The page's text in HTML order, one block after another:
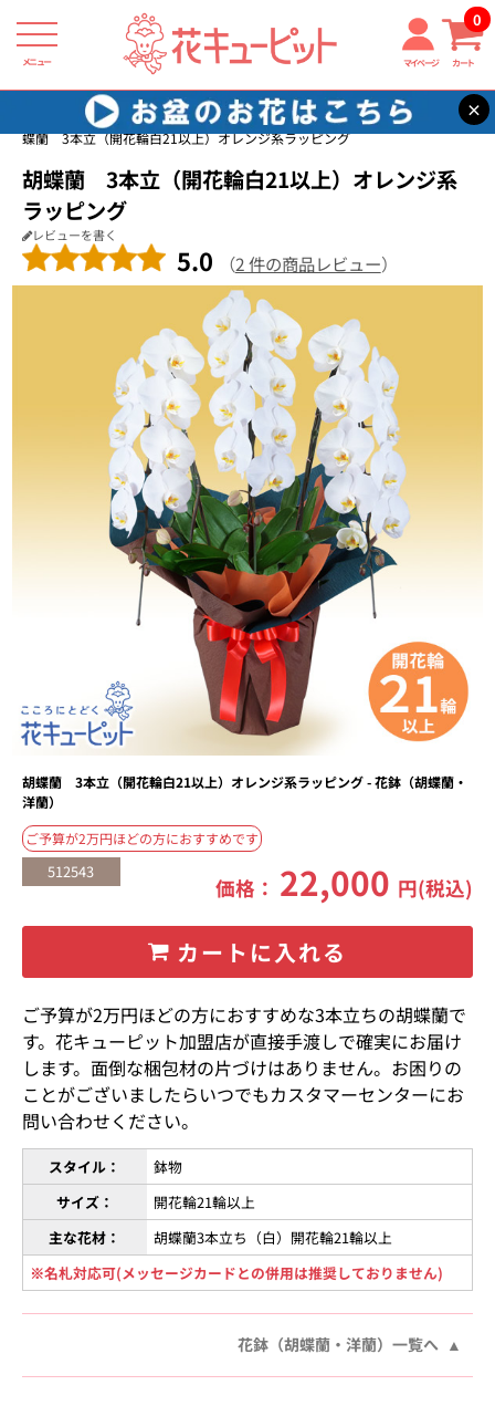
メニュー マイページ カート
0
×
花キューピット 花鉢（胡蝶蘭・洋蘭）
【花鉢（胡蝶蘭・洋蘭）】胡
蝶蘭 3本立（開花輪白21以上）オレンジ系ラッピング
胡蝶蘭 3本立（開花輪白21以上）オレンジ系
ラッピング
レビューを書く
5.0 （2 件の商品レビュー）
胡蝶蘭 3本立（開花輪白21以上）オレンジ系ラッピング - 花鉢（胡蝶蘭・
洋蘭）
ご予算が2万円ほどの方におすすめです
512543
価格： 22,000 円(税込)
カートに入れる
ご予算が2万円ほどの方におすすめな3本立ちの胡蝶蘭で
す。花キューピット加盟店が直接手渡しで確実にお届け
します。面倒な梱包材の片づけはありません。お困りの
ことがございましたらいつでもカスタマーセンターにお
問い合わせください。
スタイル：
鉢物
サイズ：
開花輪21輪以上
主な花材：
胡蝶蘭3本立ち（白）開花輪21輪以上
※名札対応可(メッセージカードとの併用は推奨しておりません)
花鉢（胡蝶蘭・洋蘭）一覧へ